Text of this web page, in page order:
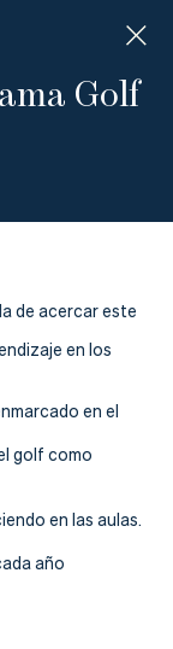
Golf
de acercar este
en los
en el
golf como
en las aulas.
año